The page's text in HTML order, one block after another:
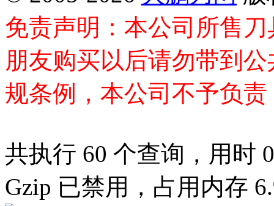
免责声明：本公司所售
朋友购买以后请勿带到
规条例，本公司不予负责
共执行 60 个查询，用时
Gzip 已禁用，占用内存